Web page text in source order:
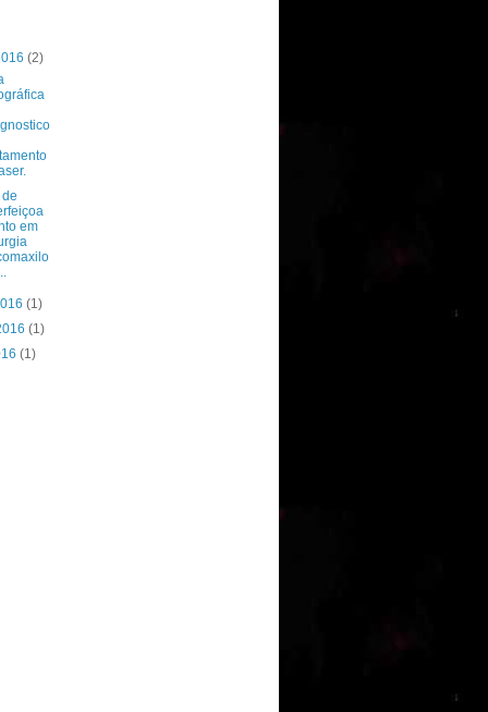
(2)
em
(1)
(1)
(1)